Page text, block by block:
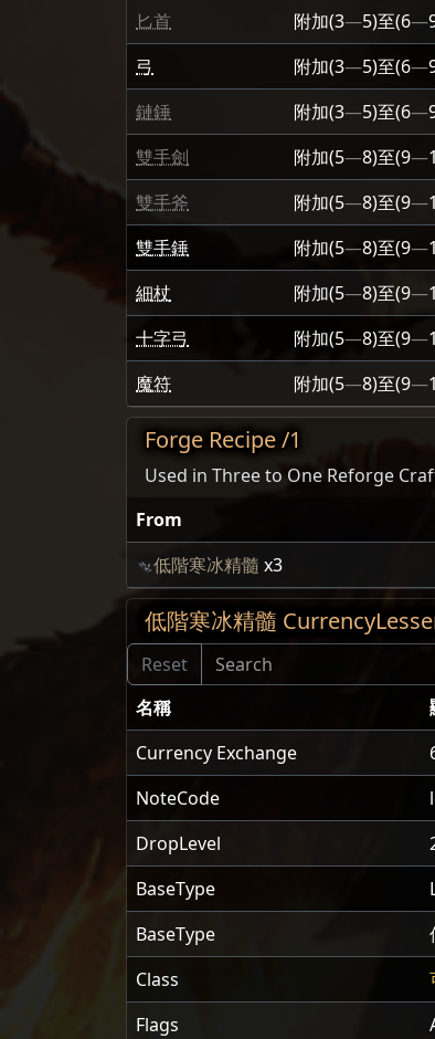
匕首
附加(3—5)至(6—
弓
附加(3—5)至(6—
鏈錘
附加(3—5)至(6—
雙手劍
附加(5—8)至(9—
雙手斧
附加(5—8)至(9—
雙手錘
附加(5—8)至(9—
細杖
附加(5—8)至(9—
十字弓
附加(5—8)至(9—
魔符
附加(5—8)至(9—
Forge Recipe /1
Used in Three to One Reforge
From
低階寒冰精髓 x3
低階寒冰精髓
名稱
Currency Exchange
NoteCode
DropLevel
BaseType
BaseType
Class
Flags